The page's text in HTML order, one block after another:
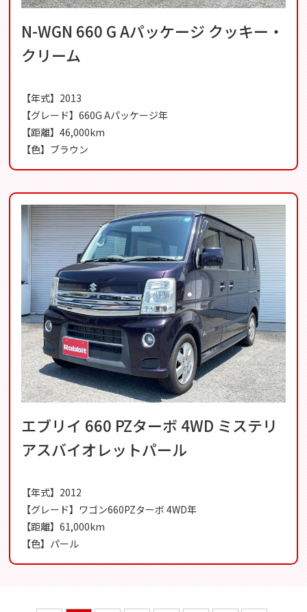
N-WGN 660 G Aパッケージ クッキー・
クリーム
【年式】2013
【グレード】660G Aパッケージ年
【距離】46,000km
【色】ブラウン
エブリイ 660 PZターボ 4WD ミステリ
アスバイオレットパール
【年式】2012
【グレード】ワゴン660PZターボ 4WD年
【距離】61,000km
【色】パール